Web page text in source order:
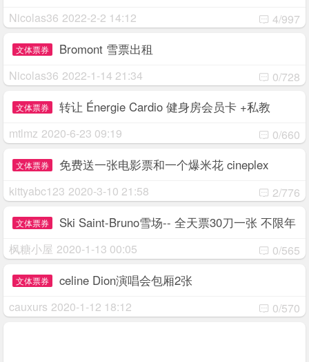
Nicolas36 2022-2-2 14:12 4/997
文体票券 Bromont 雪票出租
Nicolas36 2022-1-14 21:34 0/728
文体票券
转让 Énergie Cardio 健身房会员卡 +私教
mtlmz 2020-6-23 09:19 0/660
文体票券 免费送一张电影票和一个爆米花 cineplex
kittyabc123 2020-3-10 21:58 2/776
文体票券
Ski Saint-Bruno雪场-- 全天票30刀一张 不限年
枫糖小屋 2020-1-13 00:05 0/565
文体票券 celine Dion演唱会包厢2张
cauxurs 2020-1-12 18:12 0/570